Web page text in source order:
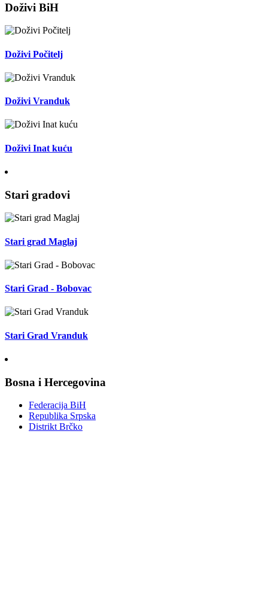
Doživi BiH
Doživi Počitelj
Doživi Vranduk
Doživi Inat kuću
Stari gradovi
Stari grad Maglaj
Stari Grad - Bobovac
Stari Grad Vranduk
Bosna i Hercegovina
Federacija BiH
Republika Srpska
Distrikt Brčko